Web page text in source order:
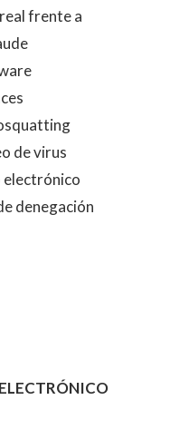
frente a
de virus
denegación